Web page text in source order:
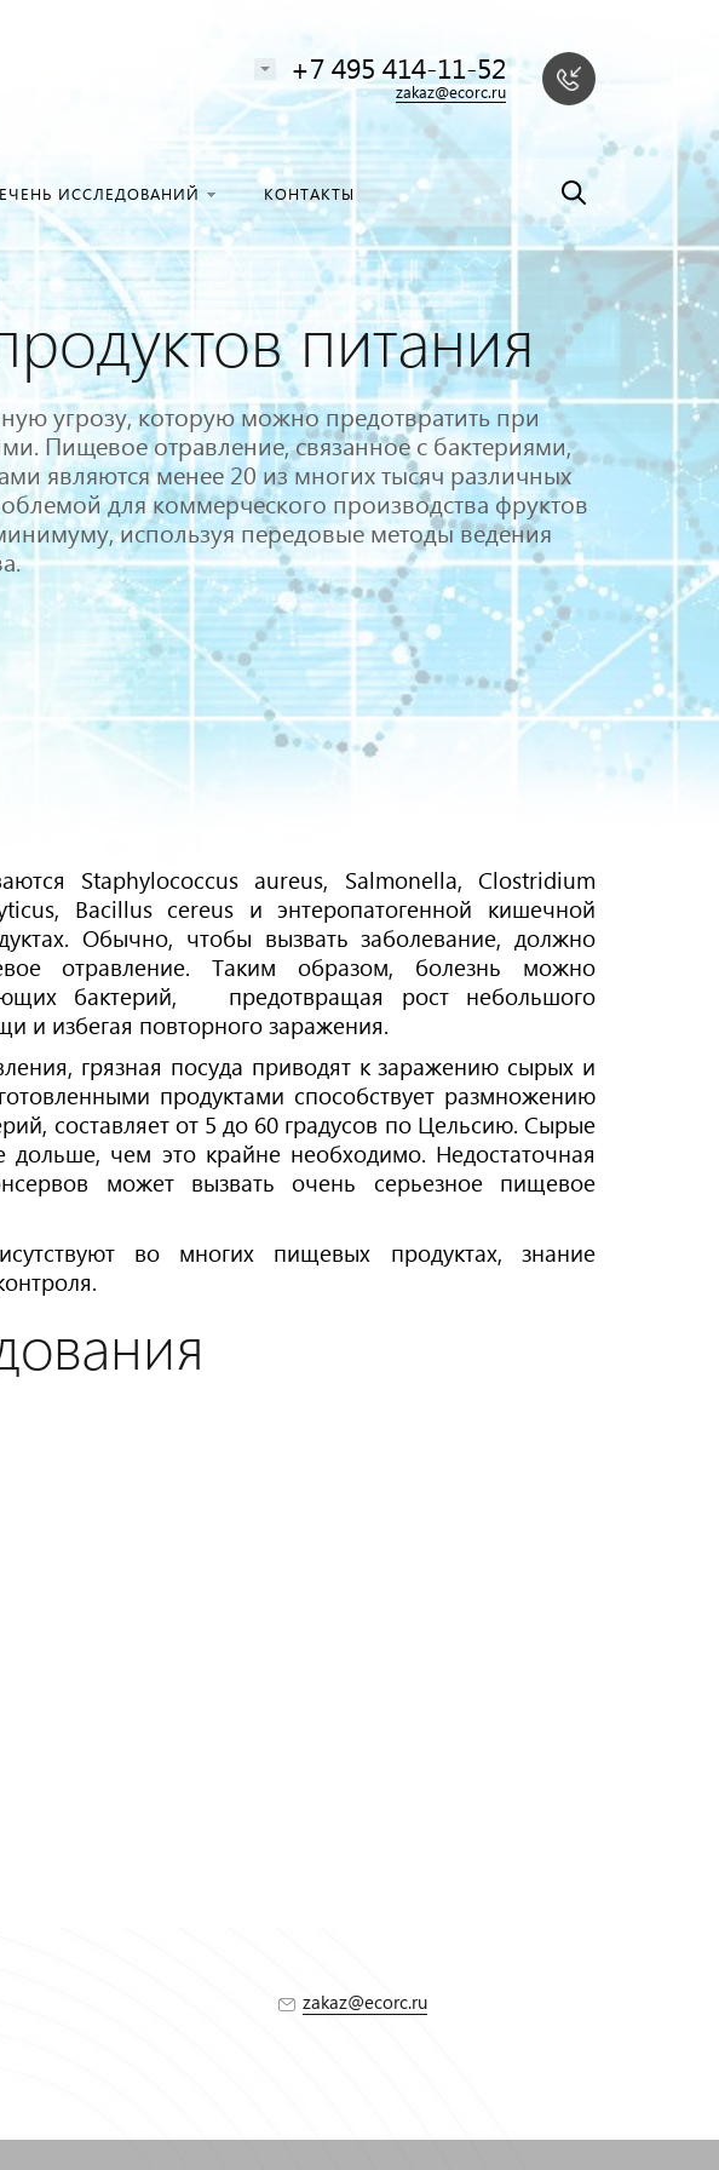
+7 495 414-11-52
zakaz@ecorc.ru
ИССЛЕДОВАНИЙ КОНТАКТЫ
питания
угрозу, которую можно предотвратить при
Пищевое отравление, связанное с бактериями,
являются менее 20 из многих тысяч различных
для коммерческого производства фруктов
используя передовые методы ведения
Staphylococcus aureus, Salmonella, Clostridium
Bacillus cereus и энтеропатогенной кишечной
Обычно, чтобы вызвать заболевание, должно
отравление. Таким образом, болезнь можно
бактерий, предотвращая рост небольшого
и избегая повторного заражения.
грязная посуда приводят к заражению сырых и
продуктами способствует размножению
составляет от 5 до 60 градусов по Цельсию. Сырые
чем это крайне необходимо. Недостаточная
может вызвать очень серьезное пищевое
во многих пищевых продуктах, знание
zakaz@ecorc.ru